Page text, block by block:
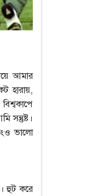
আমার
হারায়,
সন্তুষ্ট।
ভালো
হুট করে